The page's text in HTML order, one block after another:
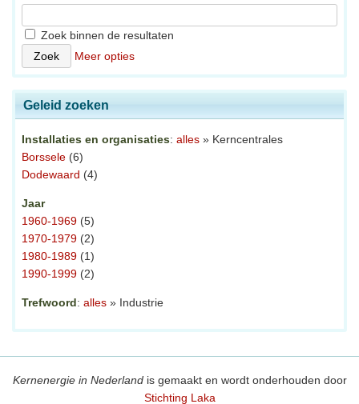
Zoek binnen de resultaten
Meer opties
Geleid zoeken
Installaties en organisaties: alles » Kerncentrales
Borssele (6)
Dodewaard (4)
Jaar
1960-1969 (5)
1970-1979 (2)
1980-1989 (1)
1990-1999 (2)
Trefwoord: alles » Industrie
Kernenergie in Nederlandis gemaakt en wordt onderhouden door
Stichting Laka